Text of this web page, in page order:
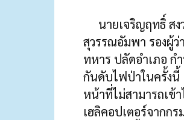
นายเจริญฤทธิ์ สง
สุวรรณอัมพา รองผู้ว่
ทหาร ปลัดอำเภอ
กันดับไฟป่าในครั้งนี้
หน้าที่ไม่สามารถเข้
เฮลิคอปเตอร์จากก